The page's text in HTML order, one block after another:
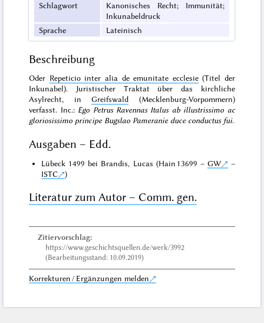
Schlagwort
Kanonisches Recht; Immunität;
Inkunabeldruck
Sprache
Lateinisch
Beschreibung
Oder Repeticio inter alia de emunitate ecclesie(Titel der
Inkunabel). Juristischer Traktat über das kirchliche
Asylrecht, inGreifswald (Mecklenburg-Vorpommern)
verfasst. Inc.: Ego Petrus Ravennas Italus ab illustrissimo ac
gloriosissimo principe Bugslao Pameranie duce conductus fui.
Ausgaben – Edd.
Lübeck 1499 bei Brandis, Lucas (Hain 13699 – GW
–
ISTC
)
Literatur zum Autor – Comm. gen.
Zitiervorschlag:
https://www.geschichtsquellen.de/werk/3992
(Bearbeitungsstand: 10.09.2019)
Korrekturen / Ergänzungen melden